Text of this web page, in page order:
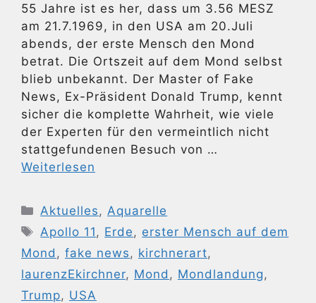
55 Jahre ist es her, dass um 3.56 MESZ
am 21.7.1969, in den USA am 20.Juli
abends, der erste Mensch den Mond
betrat. Die Ortszeit auf dem Mond selbst
blieb unbekannt. Der Master of Fake
News, Ex-Präsident Donald Trump, kennt
sicher die komplette Wahrheit, wie viele
der Experten für den vermeintlich nicht
stattgefundenen Besuch von …
Weiterlesen
Kategorien
Aktuelles , Aquarelle
Schlagwörter
Apollo 11 , Erde , erster Mensch auf dem
Mond , fake news , kirchnerart,
laurenzEkirchner, Mond , Mondlandung ,
Trump, USA